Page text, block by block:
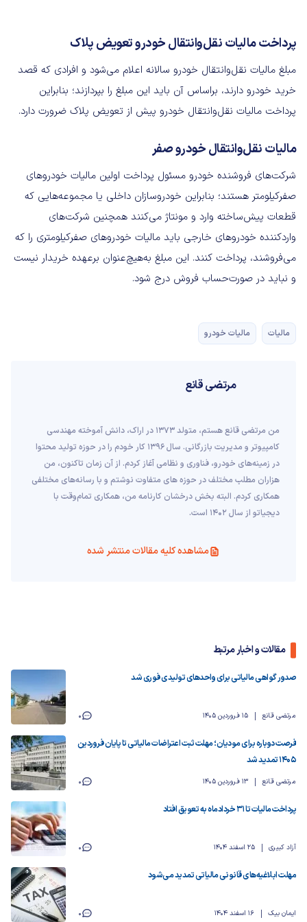
پرداخت مالیات نقل‌وانتقال خودرو تعویض پلاک
مبلغ مالیات نقل‌وانتقال خودرو سالانه اعلام می‌شود و افرادی که قصد
خرید خودرو دارند، براساس آن باید این مبلغ را بپردازند؛ بنابراین
پرداخت مالیات نقل‌وانتقال خودرو پیش از تعویض پلاک ضرورت دارد.
مالیات نقل‌و‌انتقال خودرو صفر
شرکت‌های فروشنده خودرو مسئول پرداخت اولین مالیات خودروهای
صفرکیلومتر هستند؛ بنابراین خودروسازان داخلی یا مجموعه‌هایی که
قطعات پیش‌ساخته وارد و مونتاژ می‌کنند همچنین شرکت‌های
واردکننده خودروهای خارجی باید مالیات خودروهای صفرکیلومتری را که
می‌فروشند، پرداخت کنند. این مبلغ به‌هیچ‌عنوان برعهده خریدار نیست
و نباید در صورت‌حساب فروش درج شود.
مالیات مالیات خودرو
مرتضی قانع
من مرتضی قانع هستم، متولد 1373 در اراک، دانش آموخته مهندسی
کامپیوتر و مدیریت بازرگانی. سال 1396 کار خودم را در حوزه تولید محتوا
در زمینه‌های خودرو، فناوری و نظامی آغاز کردم. از آن زمان تاکنون، من
هزاران مطلب مختلف در حوزه های متفاوت نوشتم و با رسانه‌های مختلفی
همکاری کردم. البته بخش درخشان کارنامه من، همکاری تمام‌وقت با
دیجیاتو از سال 1402 است.
مشاهده کلیه مقالات منتشر شده
مقالات و اخبار مرتبط
صدور گواهی مالیاتی برای واحدهای تولیدی فوری شد
مرتضی قانع 15 فروردین 1405 0
فرصت دوباره برای مودیان؛ مهلت ثبت اعتراضات مالیاتی تا پایان فروردین
۱۴۰۵ تمدید شد
مرتضی قانع 13 فروردین 1405 0
پرداخت مالیات تا ۳۱ خردادماه به تعویق افتاد
آزاد کبیری 25 اسفند 1404 0
مهلت ابلاغیه‌های قانونی مالیاتی تمدید می‌شود
ایمان بیک 16 اسفند 1404 0